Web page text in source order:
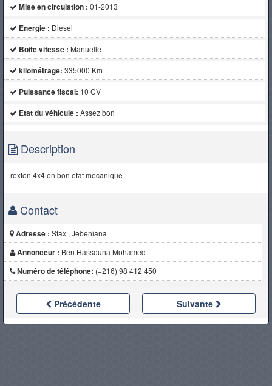
Mise en circulation : 01-2013
Energie : Diesel
Boite vitesse : Manuelle
kilométrage: 335000 Km
Puissance fiscal: 10 CV
Etat du véhicule : Assez bon
Description
rexton 4x4 en bon etat mecanique
Contact
Adresse : Sfax , Jebeniana
Annonceur : Ben Hassouna Mohamed
Numéro de téléphone: (+216) 98 412 450
Précédente Suivante